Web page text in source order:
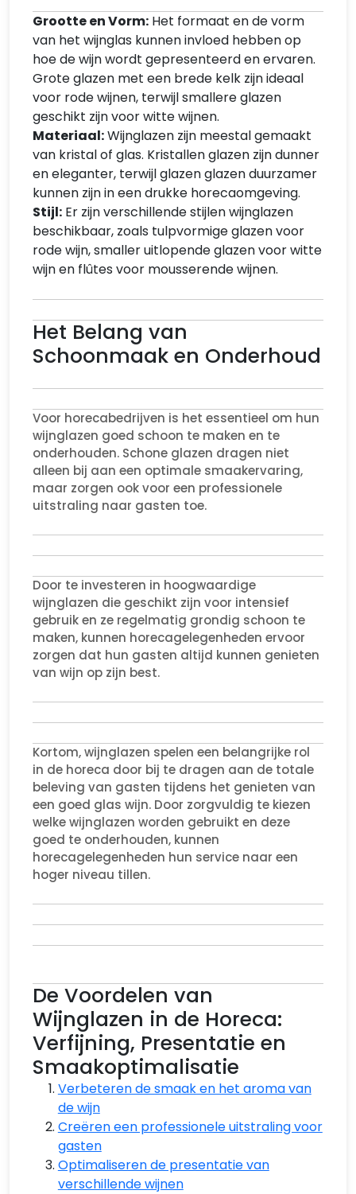
Grootte en Vorm:Het formaat en de vorm
van het wijnglas kunnen invloed hebben op
hoe de wijn wordt gepresenteerd en ervaren.
Grote glazen met een brede kelk zijn ideaal
voor rode wijnen, terwijl smallere glazen
geschikt zijn voor witte wijnen.
Materiaal:Wijnglazen zijn meestal gemaakt
van kristal of glas. Kristallen glazen zijn dunner
en eleganter, terwijl glazen glazen duurzamer
kunnen zijn in een drukke horecaomgeving.
Stijl:Er zijn verschillende stijlen wijnglazen
beschikbaar, zoals tulpvormige glazen voor
rode wijn, smaller uitlopende glazen voor witte
wijn en flûtes voor mousserende wijnen.
Het Belang van
Schoonmaak en Onderhoud
Voor horecabedrijven is het essentieel om hun
wijnglazen goed schoon te maken en te
onderhouden. Schone glazen dragen niet
alleen bij aan een optimale smaakervaring,
maar zorgen ook voor een professionele
uitstraling naar gasten toe.
Door te investeren in hoogwaardige
wijnglazen die geschikt zijn voor intensief
gebruik en ze regelmatig grondig schoon te
maken, kunnen horecagelegenheden ervoor
zorgen dat hun gasten altijd kunnen genieten
van wijn op zijn best.
Kortom, wijnglazen spelen een belangrijke rol
in de horeca door bij te dragen aan de totale
beleving van gasten tijdens het genieten van
een goed glas wijn. Door zorgvuldig te kiezen
welke wijnglazen worden gebruikt en deze
goed te onderhouden, kunnen
horecagelegenheden hun service naar een
hoger niveau tillen.
De Voordelen van
Wijnglazen in de Horeca:
Verfijning, Presentatie en
Smaakoptimalisatie
Verbeteren de smaak en het aroma van
de wijn
Creëren een professionele uitstraling voor
gasten
Optimaliseren de presentatie van
verschillende wijnen